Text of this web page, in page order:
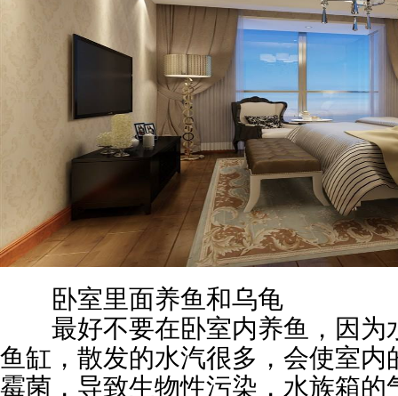
卧室里面养鱼和乌龟
最好不要在卧室内养鱼，因为
鱼缸，散发的水汽很多，会使室内
霉菌，导致生物性污染，水族箱的